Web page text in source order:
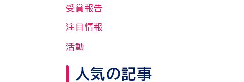
受賞報告
注目情報
活動
人気の記事